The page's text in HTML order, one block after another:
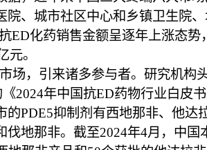
院、城市社区中心和乡镇卫生院
ED化药销售金额呈逐年上涨态势
元。
，引来诸多参与者。研究机构
2024年中国抗ED药物行业白皮
的PDE5抑制剂有西地那非、他达
伐地那非。截至2024年4月，中国